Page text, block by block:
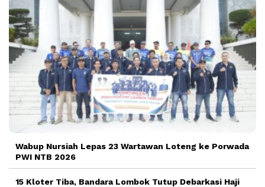
Wabup Nursiah Lepas 23 Wartawan Loteng ke Porwada
PWI NTB 2026
15 Kloter Tiba, Bandara Lombok Tutup Debarkasi Haji